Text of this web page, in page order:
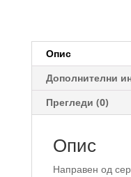
Опис
Дополнителни
Прегледи (0)
Опис
Направен од